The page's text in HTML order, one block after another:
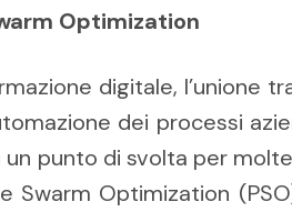
Optimization
digitale, l’unione
dei processi
punto di svolta per
Swarm Optimization